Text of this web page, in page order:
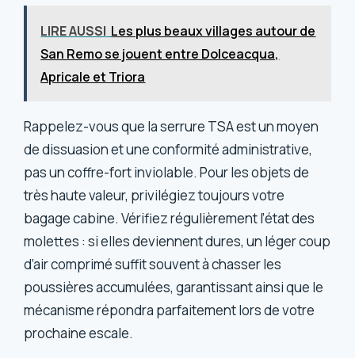
LIRE AUSSI Les plus beaux villages autour de
San Remo se jouent entre Dolceacqua,
Apricale et Triora
Rappelez-vous que la serrure TSA est un moyen
de dissuasion et une conformité administrative,
pas un coffre-fort inviolable. Pour les objets de
très haute valeur, privilégiez toujours votre
bagage cabine. Vérifiez régulièrement l’état des
molettes : si elles deviennent dures, un léger coup
d’air comprimé suffit souvent à chasser les
poussières accumulées, garantissant ainsi que le
mécanisme répondra parfaitement lors de votre
prochaine escale.